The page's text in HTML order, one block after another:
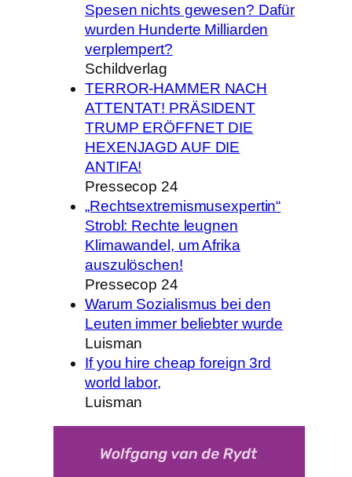
Spesen nichts gewesen? Dafür
wurden Hunderte Milliarden
verplempert?
Schildverlag
TERROR-HAMMER NACH
ATTENTAT! PRÄSIDENT
TRUMP ERÖFFNET DIE
HEXENJAGD AUF DIE
ANTIFA!
Pressecop 24
„Rechtsextremismusexpertin“
Strobl: Rechte leugnen
Klimawandel, um Afrika
auszulöschen!
Pressecop 24
Warum Sozialismus bei den
Leuten immer beliebter wurde
Luisman
If you hire cheap foreign 3rd
world labor,
Luisman